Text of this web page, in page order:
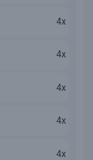
4x
4x
4x
4x
4x